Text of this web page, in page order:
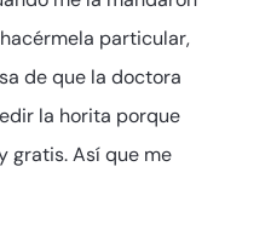
particular,
de que la doctora
la horita porque
gratis. Así que me